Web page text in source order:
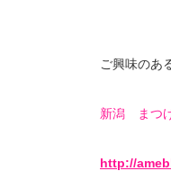
ご興味のあ
新潟 まつ
http://